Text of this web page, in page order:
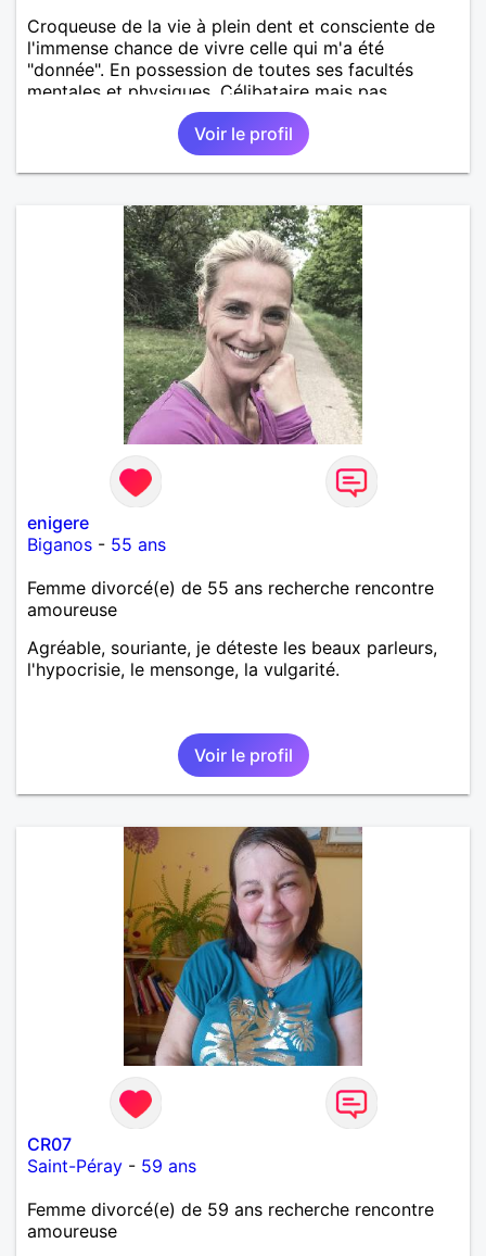
Croqueuse de la vie à plein dent et consciente de
l'immense chance de vivre celle qui m'a été
"donnée". En possession de toutes ses facultés
mentales et physiques. Célibataire mais pas
solitaire, je mène une vie bien remplie. Je ne suis
pas sur ce site par dépit, ni en tant que
représentatrice de la Femme Divorcée Mal dans sa
peau. A bientôt.
Voir le profil
enigere
Biganos - 55 ans
Femme divorcé(e) de 55 ans recherche rencontre
amoureuse
Agréable, souriante, je déteste les beaux parleurs,
l'hypocrisie, le mensonge, la vulgarité.
Voir le profil
CR07
Saint-Péray - 59 ans
Femme divorcé(e) de 59 ans recherche rencontre
amoureuse